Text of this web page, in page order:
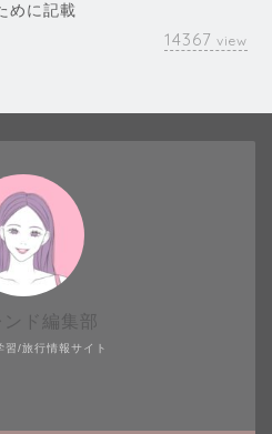
めに記載
14367 view
習/旅行情報サイト
ンド編集部